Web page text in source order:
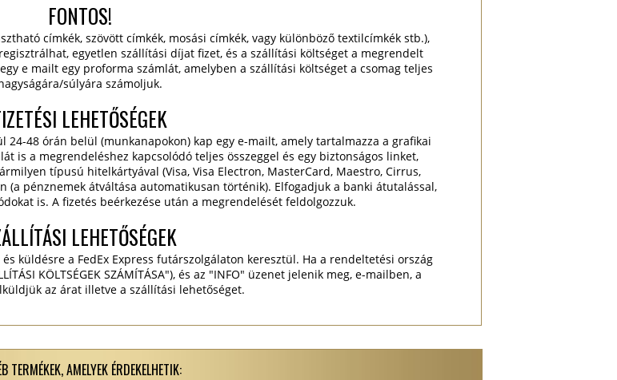
FONTOS!
címkék, szövött címkék, mosási címkék, vagy különböző textilcímkék stb.),
egyetlen szállítási díjat fizet, és a szállítási költséget a megrendelt
e mailt egy proforma számlát, amelyben a szállítási költséget a csomag teljes
súlyára számoljuk.
LEHETŐSÉGEK
48 órán belül (munkanapokon) kap egy e-mailt, amely tartalmazza a grafikai
is a megrendeléshez kapcsolódó teljes összeggel és egy biztonságos linket,
típusú hitelkártyával (Visa, Visa Electron, MasterCard, Maestro, Cirrus,
(a pénznemek átváltása automatikusan történik). Elfogadjuk a banki átutalással,
is. A fizetés beérkezése után a megrendelését feldolgozzuk.
LEHETŐSÉGEK
küldésre a FedEx Express futárszolgálaton keresztül. Ha a rendeltetési ország
KÖLTSÉGEK SZÁMÍTÁSA"), és az "INFO" üzenet jelenik meg, e-mailben, a
az árat illetve a szállítási lehetőséget.
TERMÉKEK, AMELYEK ÉRDEKELHETIK: